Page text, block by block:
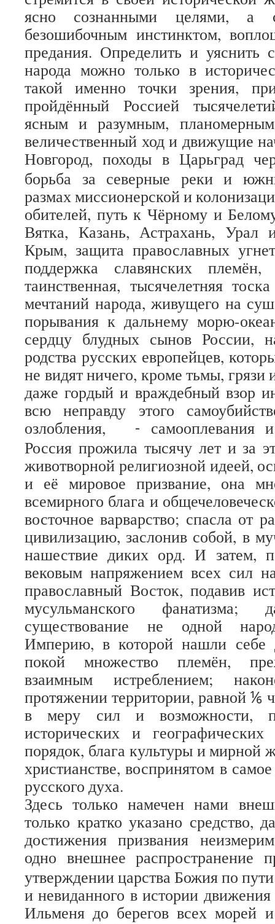
ясно сознанными целями, а
безошибочным инстинктом,
предания. Определить и уяснить
народа можно только в
такой именно точки зрения,
пройдённый Россией
ясным и разумным,
величественный ход и движущие
Новгород, походы в Царьград
борьба за северные реки и
размах миссионерской и
обителей, путь к Чёрному и
Вятка, Казань, Астрахань,
Крым, защита православных
поддержка славянских
таинственная, тысячелетняя
мечтаний народа, живущего на
порывания к дальнему морю-
сердцу блудных сынов России,
родства русских европейцев,
не видят ничего, кроме тьмы,
даже гордый и враждебный взор
всю неправду этого
озлобления, - самооплевания
Россия прожила тысячу лет и за
животворной религиозной идеей,
и её мировое призвание, она
всемирного блага и
восточное варварство; спасла от
цивилизацию, заслонив собой, в
нашествие диких орд. И затем,
вековым напряжением всех сил
православный Восток, подавив
мусульманского фанатизма;
существование не одной
Империю, в которой нашли себе
покой множество племён,
взаимным истреблением;
протяжении территории, равной ⅙
в меру сил и возможности,
исторических и географических
порядок, блага культуры и мирной
христианстве, воспринятом в
русского духа.
Здесь только намечен нами
только кратко указано средство,
достижения призвания
одно внешнее распространение
утверждении царства Божия по пути
и невиданного в истории
Ильменя до берегов всех морей